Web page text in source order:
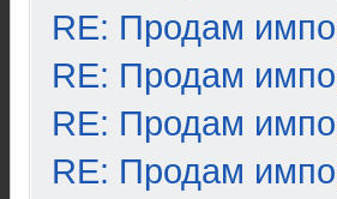
RE: Продам
RE: Продам
RE: Продам
RE: Продам